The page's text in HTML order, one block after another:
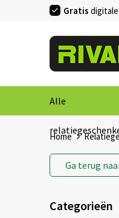
Gratis
Alle
Home
Ga terug
Categorieën